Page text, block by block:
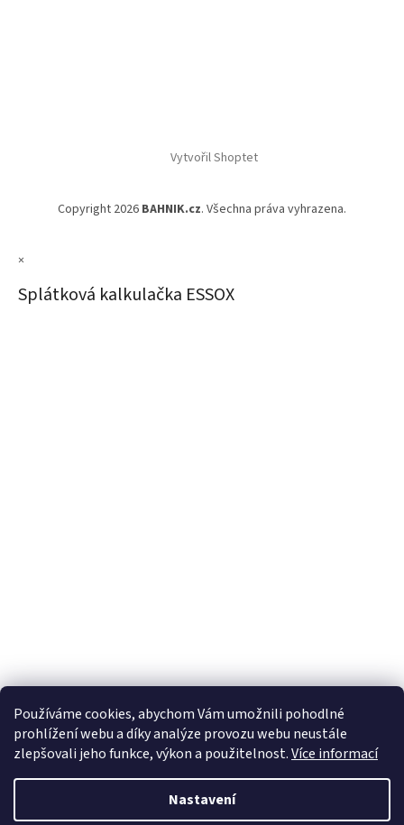
Používáme cookies, abychom Vám umožnili pohodlné
prohlížení webu a díky analýze provozu webu neustále
zlepšovali jeho funkce, výkon a použitelnost.Více informací
Nastavení
Vytvořil Shoptet
Copyright 2026 BAHNIK.cz. Všechna práva vyhrazena.
×
Splátková kalkulačka ESSOX